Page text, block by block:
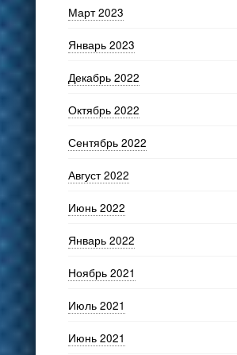
Март 2023
Январь 2023
Декабрь 2022
Октябрь 2022
Сентябрь 2022
Август 2022
Июнь 2022
Январь 2022
Ноябрь 2021
Июль 2021
Июнь 2021